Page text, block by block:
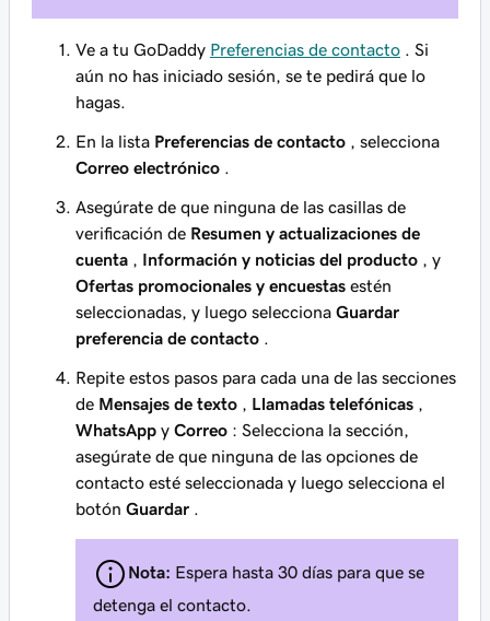
Ve a tu GoDaddy Preferencias de contacto . Si
aún no has iniciado sesión, se te pedirá que lo
hagas.
En la lista Preferencias de contacto , selecciona
Correo electrónico
Asegúrate de que ninguna de las casillas de
verificación de Resumen y actualizaciones de
cuenta
Información y noticias del producto , y
Ofertas promocionales y encuestas estén
seleccionadas, y luego selecciona Guardar
preferencia de contacto
Repite estos pasos para cada una de las secciones
de Mensajes de texto Llamadas telefónicas
WhatsApp y Correo : Selecciona la sección,
asegúrate de que ninguna de las opciones de
contacto esté seleccionada y luego selecciona el
botón Guardar
Nota: Espera hasta 30 días para que se
detenga el contacto.